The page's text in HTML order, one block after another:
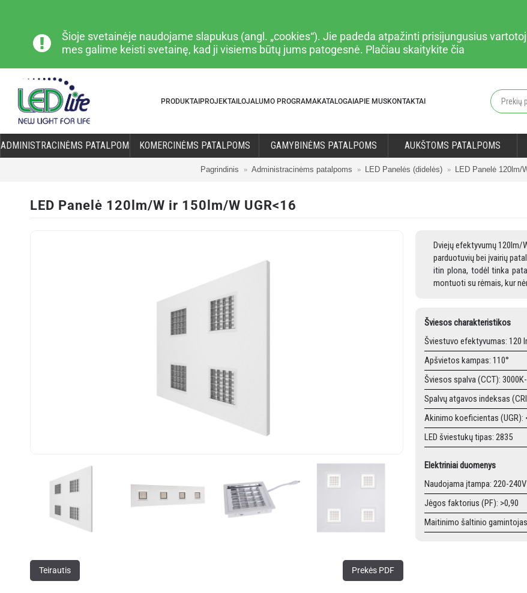
Šioje svetainėje naudojame slapukus (angl. „cookies“). Jie padeda atpažinti prisijungusius
mes galime keisti svetainę, kad ji visiems būtų jums patogesnė. Plačiau skaitykite čia
PRODUKTAI PROJEKTAI LOJALUMO PROGRAMAKATALOGAI APIE MUSKONTAKTAI
ADMINISTRACINĖMS PATALPOMS KOMERCINĖMS PATALPOMS GAMYBINĖMS PATALPOMS AUKŠTOMS PATALPOMS
Pagrindinis Administracinėms patalpoms LED Panelės (didelės) LED Panelė 120lm/
LED Panelė 120lm/W ir 150lm/W UGR<16
Teirautis Prekės PDF
Dviejų efektyvumų 120lm/
parduotuvių bei įvairių
itin plona, todėl tinka
montuoti su rėmais, kur
Šviesos charakteristikos
Šviestuvo efektyvumas: 120
Apšvietos kampas: 110°
Šviesos spalva (CCT):
Spalvų atgavos indeksas
Akinimo koeficientas (UGR):
LED šviestukų tipas: 2835
Elektriniai duomenys
Naudojama įtampa: 220-
Jėgos faktorius (PF): >0,90
Maitinimo šaltinio